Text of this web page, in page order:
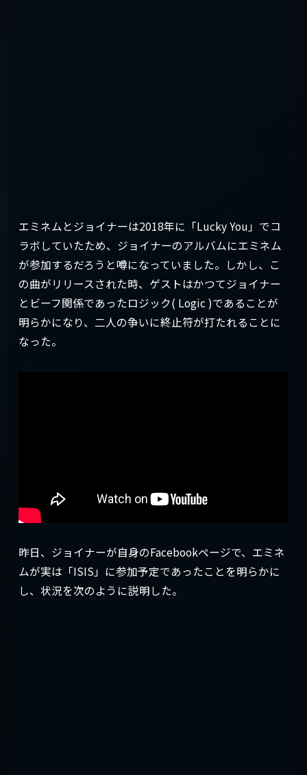
エミネムとジョイナーは2018年に「Lucky You」でコ
ラボしていたため、ジョイナーのアルバムにエミネム
が参加するだろうと噂になっていました。しかし、こ
の曲がリリースされた時、ゲストはかつてジョイナー
とビーフ関係であったロジック( Logic )であることが
明らかになり、二人の争いに終止符が打たれることに
なった。
昨日、ジョイナーが自身のFacebookページで、エミネ
ムが実は「ISIS」に参加予定であったことを明らかに
し、状況を次のように説明した。